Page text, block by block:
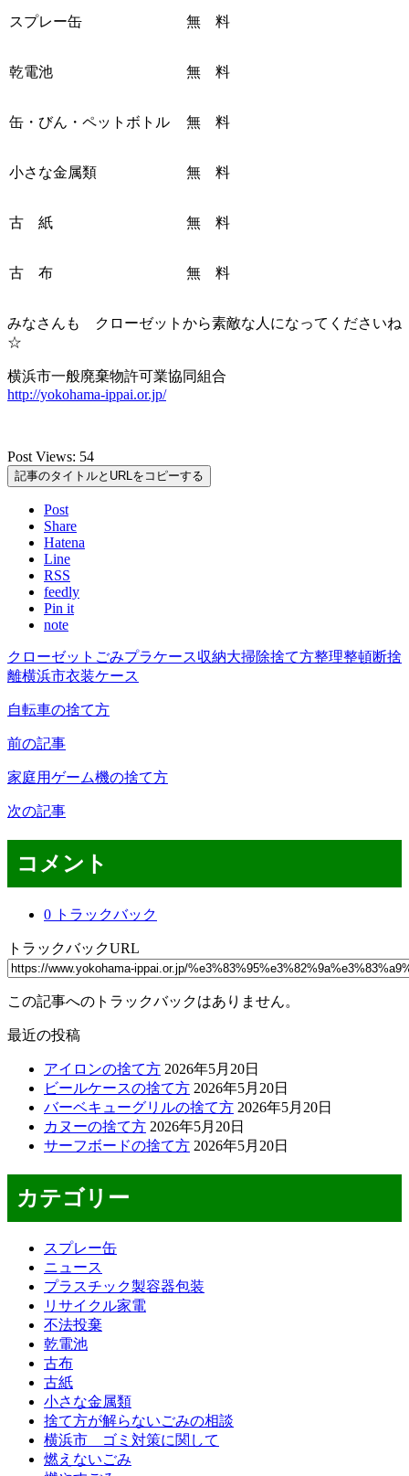
スプレー缶 無 料
乾電池 無 料
缶・びん・ペットボトル 無 料
小さな金属類 無 料
古 紙 無 料
古 布 無 料
みなさんも クローゼットから素敵な人になってくださいね
☆
横浜市一般廃棄物許可業協同組合
http://yokohama-ippai.or.jp/
Post Views: 54
記事のタイトルとURLをコピーする
Post
Share
Hatena
Line
RSS
feedly
Pin it
note
クローゼット ごみプラケース収納大掃除捨て方整理整頓断捨
離横浜市衣装ケース
自転車の捨て方
前の記事
家庭用ゲーム機の捨て方
次の記事
コメント
0 トラックバック
トラックバックURL
この記事へのトラックバックはありません。
最近の投稿
アイロンの捨て方 2026年5月20日
ビールケースの捨て方 2026年5月20日
バーベキューグリルの捨て方 2026年5月20日
カヌーの捨て方 2026年5月20日
サーフボードの捨て方 2026年5月20日
カテゴリー
スプレー缶
ニュース
プラスチック製容器包装
リサイクル家電
不法投棄
乾電池
古布
古紙
小さな金属類
捨て方が解らないごみの相談
横浜市 ゴミ対策に関して
燃えないごみ